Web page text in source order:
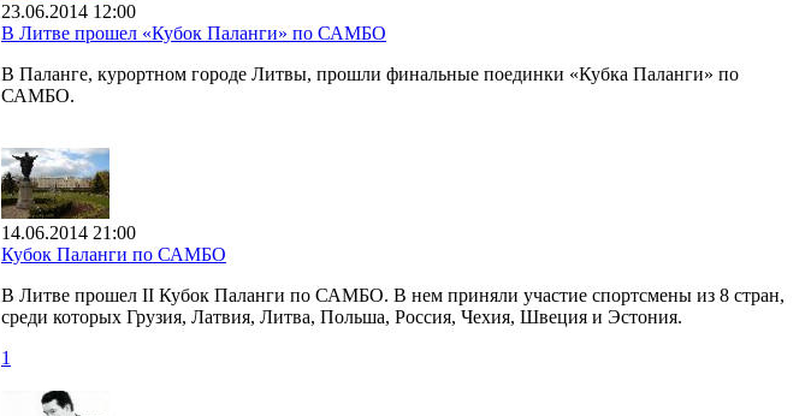
23.06.2014 12:00
В Литве прошел «Кубок Паланги» по САМБО
В Паланге, курортном городе Литвы, прошли финальные поединки «Кубка Паланги» по
САМБО.
14.06.2014 21:00
Кубок Паланги по САМБО
В Литве прошел II Кубок Паланги по САМБО. В нем приняли участие спортсмены из 8 стран,
среди которых Грузия, Латвия, Литва, Польша, Россия, Чехия, Швеция и Эстония.
1